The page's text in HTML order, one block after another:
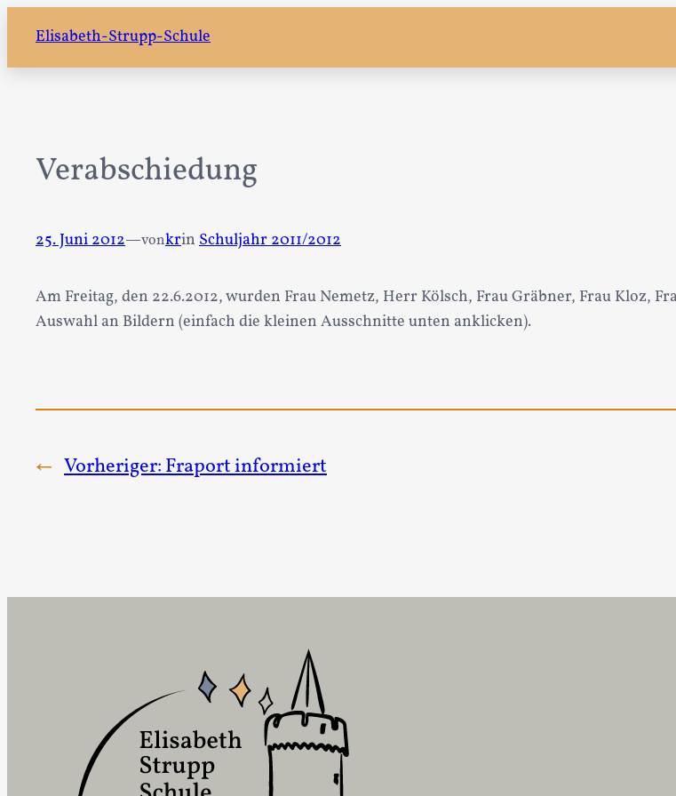
Inhalt
springen
Elisabeth-Strupp-Schule
Verabschiedung
25. Juni 2012—vonkrin Schuljahr 2011/2012
Am Freitag, den 22.6.2012, wurden Frau Nemetz, Herr Kölsch, Frau Gräbner, Frau Kloz,
Auswahl an Bildern (einfach die kleinen Ausschnitte unten anklicken).
← Vorheriger:Fraport informiert